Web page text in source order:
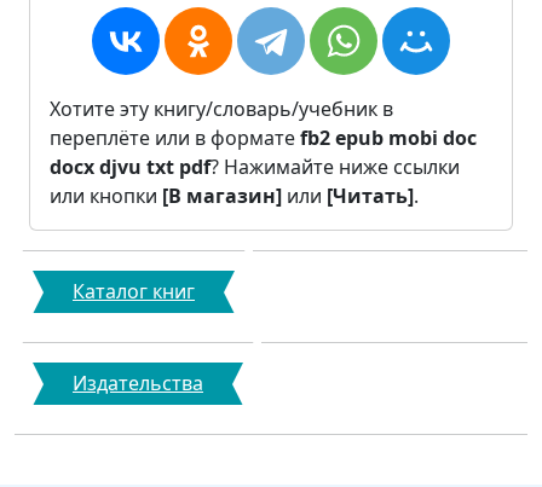
Хотите эту книгу/словарь/учебник в
переплёте или в форматеfb2epub mobi doc
docxdjvu txt pdf? Нажимайте ниже ссылки
или кнопки [В магазин] или [Читать].
Каталог книг
Издательства